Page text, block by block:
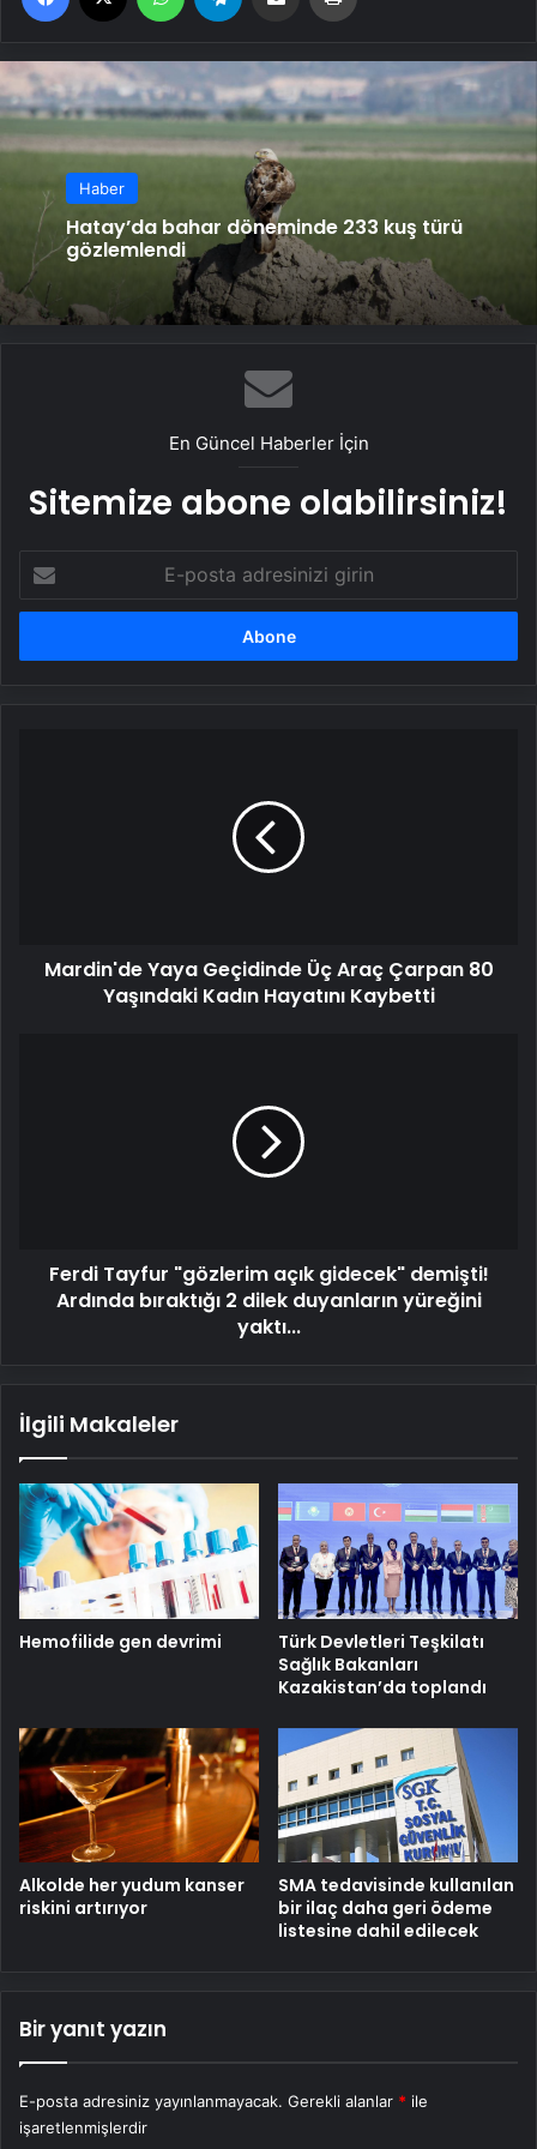
Haber
Hatay’da bahar döneminde 233 kuş türü
gözlemlendi
En Güncel Haberler İçin
Sitemize abone olabilirsiniz!
posta
adresinizi
Hayatını
Mardin'de Yaya Geçidinde Üç Araç Çarpan 80
Yaşındaki Kadın Hayatını Kaybetti
dilek
duyanların
Ferdi Tayfur "gözlerim açık gidecek" demişti!
Ardında bıraktığı 2 dilek duyanların yüreğini
yaktı...
İlgili Makaleler
Hemofilide gen devrimi
Türk Devletleri Teşkilatı
Sağlık Bakanları
Kazakistan’da toplandı
Alkolde her yudum kanser
riskini artırıyor
SMA tedavisinde kullanılan
bir ilaç daha geri ödeme
listesine dahil edilecek
Bir yanıt yazın
E-posta adresiniz yayınlanmayacak. Gerekli alanlar * ile
işaretlenmişlerdir